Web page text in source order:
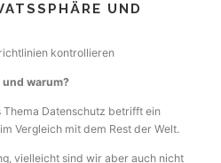
UND
kontrollieren
warum?
Datenschutz betrifft ein
Vergleich mit dem Rest der Welt.
vielleicht sind wir aber auch nicht